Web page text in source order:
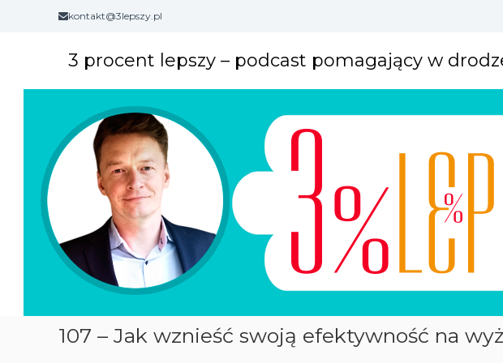
kontakt@3lepszy.pl
3 procent lepszy – podcast pomagający w
107 – Jak wznieść swoją efektywność na